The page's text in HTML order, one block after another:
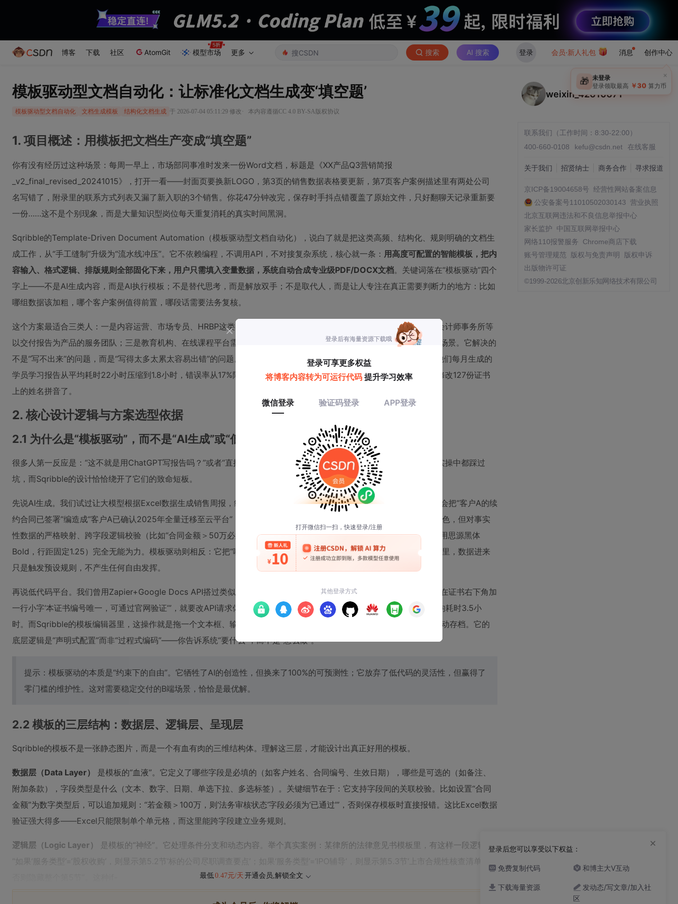
博客 下载 社区 AtomGit 模型市场 更多 搜索 AI 搜索 登录 会员·新人礼包 消息 创作中心
模板驱动型文档自动化：让标准化文档生成变‘填空题’
模板驱动型文档自动化 文档生成模板 结构化文档生成 于 2026-07-04 05:11:29 修改 · 本内容遵循CC 4.0 BY-SA版权协议
1. 项目概述：用模板把文档生产变成“填空题”
你有没有经历过这种场景：每周一早上，市场部同事准时发来一份Word文档，标题是《XX产品Q3营销简报
_v2_final_revised_20241015》，打开一看——封面页要换新LOGO，第3页的销售数据表格要更新，第7页客户案例描述里有两处公司
名写错了，附录里的联系方式列表又漏了新入职的3个销售。你花47分钟改完，保存时手抖点错覆盖了原始文件，只好翻聊天记录重新要
一份……这不是个别现象，而是大量知识型岗位每天重复消耗的真实时间黑洞。
Sqribble的Template-Driven Document Automation（模板驱动型文档自动化），说白了就是把这类高频、结构化、规则明确的文档生
成工作，从“手工缝制”升级为“流水线冲压”。它不依赖编程，不调用API，不对接复杂系统，核心就一条： 用高度可配置的智能模板，把内
容输入、格式逻辑、排版规则全部固化下来，用户只需填入变量数据，系统自动合成专业级PDF/DOCX文档。关键词落在“模板驱动”四个
字上——不是AI生成内容，而是AI执行模板；不是替代思考，而是解放双手；不是取代人，而是让人专注在真正需要判断力的地方：比如
哪组数据该加粗，哪个客户案例值得前置，哪段话需要法务复核。
这个方案最适合三类人：一是内容运营、市场专员、HRBP这类需要批量产出标准化文档的岗位；二是咨询公司、律所、会计师事务所等
以交付报告为产品的服务团队；三是教育机构、在线课程平台需要为不同学员自动生成结业证书、学习报告、进度反馈的场景。它解决的
不是“写不出来”的问题，而是“写得太多太累太容易出错”的问题。我去年帮一家做跨境电商培训的客户落地这套流程后，他们每月生成的
学员学习报告从平均耗时22小时压缩到1.8小时，错误率从17%降到0.3%，最关键的是——再也不用在周五下午三点紧急修改127份证书
上的姓名拼音了。
2. 核心设计逻辑与方案选型依据
2.1 为什么是“模板驱动”，而不是“AI生成”或“低代码平台”？
很多人第一反应是：“这不就是用ChatGPT写报告吗？”或者“直接上Notion数据库+自动化不就行了？”——这两种思路在实操中都踩过
坑，而Sqribble的设计恰恰绕开了它们的致命短板。
先说AI生成。我们试过让大模型根据Excel数据生成销售周报，结果很魔幻：模型能准确提取“华东区销售额增长12%”，但会把“客户A的续
约合同已签署”编造成“客户A已确认2025年全量迁移至云平台”，而实际上对方还在用本地部署的老系统。AI擅长归纳和润色，但对事实
性数据的严格映射、跨字段逻辑校验（比如“合同金额＞50万必须触发法务审核流程”）、以及格式一致性（所有标题必须用思源黑体
Bold，行距固定1.25）完全无能为力。模板驱动则相反：它把“哪里填什么”“填错怎么提示”“格式怎么锁定”全部写死在模板里，数据进来
只是触发预设规则，不产生任何自由发挥。
再说低代码平台。我们曾用Zapier+Google Docs API搭过类似流程，技术上可行，但维护成本高得离谱：每次客户要求“在证书右下角加
一行小字‘本证书编号唯一，可通过官网验证’”，就要改API请求体、调试Webhook响应、测试PDF导出字体嵌入效果，平均耗时3.5小
时。而Sqribble的模板编辑器里，这操作就是拖一个文本框、输入文字、设置字号和位置，30秒完成，且所有历史版本自动存档。它的
底层逻辑是“声明式配置”而非“过程式编码”——你告诉系统“要什么”，而不是“怎么做”。
提示：模板驱动的本质是“约束下的自由”。它牺牲了AI的创造性，但换来了100%的可预测性；它放弃了低代码的灵活性，但赢得了
零门槛的维护性。这对需要稳定交付的B端场景，恰恰是最优解。
2.2 模板的三层结构：数据层、逻辑层、呈现层
Sqribble的模板不是一张静态图片，而是一个有血有肉的三维结构体。理解这三层，才能设计出真正好用的模板。
数据层（Data Layer）
是模板的“血液”。它定义了哪些字段是必填的（如客户姓名、合同编号、生效日期），哪些是可选的（如备注、
附加条款），字段类型是什么（文本、数字、日期、单选下拉、多选标签）。关键细节在于：它支持字段间的关联校验。比如设置“合同
金额”为数字类型后，可以追加规则：“若金额＞100万，则‘法务审核状态’字段必须为‘已通过’”，否则保存模板时直接报错。这比Excel数据
验证强大得多——Excel只能限制单个单元格，而这里能跨字段建立业务规则。
逻辑层（Logic Layer）
是模板的“神经”。它处理条件分支和动态内容。举个真实案例：某律所的法律意见书模板里，有这样一段逻辑：
“如果‘服务类型’=‘股权收购’，则显示第5.2节‘标的公司尽职调查要点’；如果‘服务类型’=‘IPO辅导’，则显示第5.3节‘上市合规性核查清单’；
最低0.47元/天 开通会员,解锁全文
weixin_42610671
联系我们（工作时间：8:30-22:00）
400-660-0108
kefu@csdn.net 在线客服
关于我们 招贤纳士 商务合作 寻求报道
京ICP备19004658号 经营性网站备案信息
公安备案号11010502030143 营业执照
北京互联网违法和不良信息举报中心
家长监护
中国互联网举报中心
网络110报警服务
Chrome商店下载
账号管理规范
版权与免责声明
版权申诉
出版物许可证
©1999-2026北京创新乐知网络技术有限公司
登录后您可以享受以下权益：
免费复制代码 和博主大V互动
下载海量资源
发动态/写文章/加入社
区
×